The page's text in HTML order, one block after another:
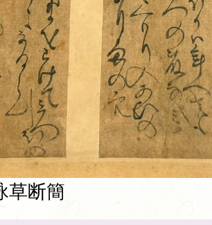
草断簡